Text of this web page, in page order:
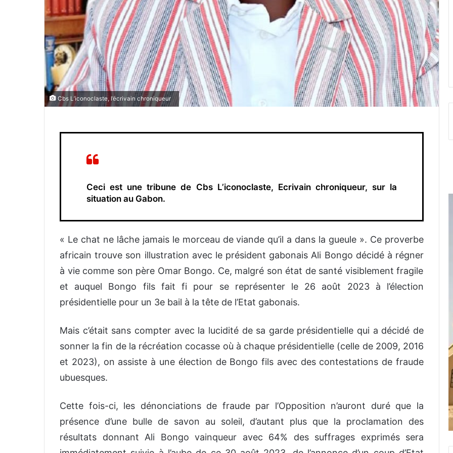
Cbs L’iconoclaste, l’écrivain chroniqueur
Ceci est une tribune de Cbs L’iconoclaste, Ecrivain chroniqueur, sur la
situation au Gabon.
« Le chat ne lâche jamais le morceau de viande qu’il a dans la gueule ». Ce proverbe
africain trouve son illustration avec le président gabonais Ali Bongo décidé à régner
à vie comme son père Omar Bongo. Ce, malgré son état de santé visiblement fragile
et auquel Bongo fils fait fi pour se représenter le 26 août 2023à l’élection
présidentielle pour un 3e bail à la tête de l’Etat gabonais.
Mais c’était sans compter avec la lucidité de sa garde présidentielle qui a décidé de
sonner la fin de la récréation cocasse où à chaque présidentielle (celle de 2009, 2016
et 2023), on assiste à une élection de Bongo fils avec des contestations defraude
ubuesques.
Cette fois-ci, les dénonciations de fraude par l’Opposition n’auront duré que la
présence d’une bulle de savon au soleil, d’autant plus que la proclamation des
résultats donnant Ali Bongo vainqueur avec 64% des suffrages expriméssera